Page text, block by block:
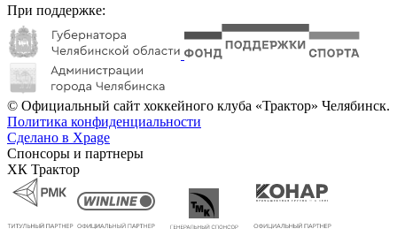
При поддержке:
© Официальный сайт хоккейного клуба «Трактор» Челябинск.
Политика конфиденциальности
Сделано в Xpage
Спонсоры и партнеры
ХК Трактор